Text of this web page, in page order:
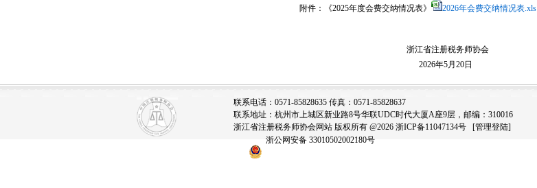
附件：《2025年度会费交纳情况表》
2026年会费交纳情况表.xls
浙江省注册税务师协会
2026年5月20日
联系电话：0571-85828635 传真：0571-85828637
联系地址：杭州市上城区新业路8号华联UDC时代大厦A座9层，邮编：310016
浙江省注册税务师协会网站 版权所有 @2026 浙ICP备11047134号
[管理登陆]
浙公网安备 33010502002180号